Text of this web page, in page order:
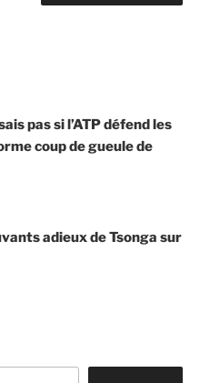
pas si l’ATP défend les
coup de gueule de
adieux de Tsonga sur